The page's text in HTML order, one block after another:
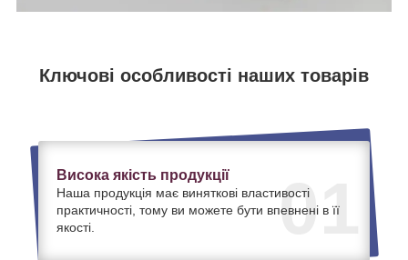
Ключові особливості наших товарів
01
Висока якість продукції
Наша продукція має виняткові властивості
практичності, тому ви можете бути впевнені в її
якості.